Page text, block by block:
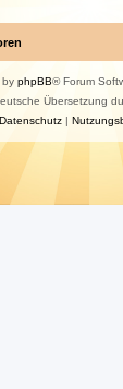
by phpBB® Forum
Übersetzung
Datenschutz|